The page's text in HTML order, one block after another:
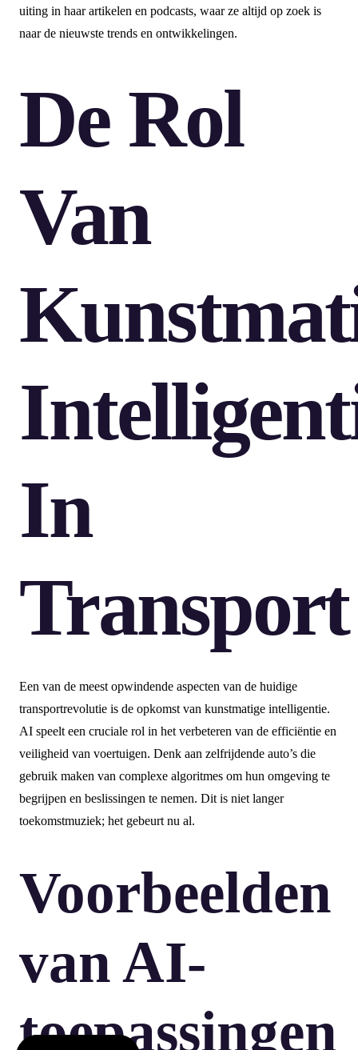
uiting in haar artikelen en podcasts, waar ze altijd op zoek is
naar de nieuwste trends en ontwikkelingen.
De Rol
Van
In
Transport
Een van de meest opwindende aspecten van de huidige
transportrevolutie is de opkomst van kunstmatige intelligentie.
AI speelt een cruciale rol in het verbeteren van de efficiëntie en
veiligheid van voertuigen. Denk aan zelfrijdende auto’s die
gebruik maken van complexe algoritmes om hun omgeving te
begrijpen en beslissingen te nemen. Dit is niet langer
toekomstmuziek; het gebeurt nu al.
Voorbeelden
van AI-
toepassingen